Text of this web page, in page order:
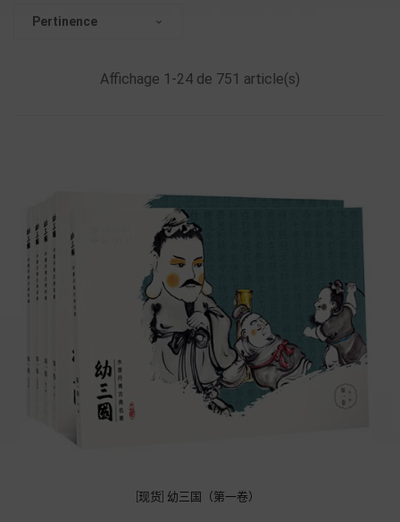
Pertinence 
Affichage 1-24 de 751 article(s)
[现货] 幼三国（第一卷）